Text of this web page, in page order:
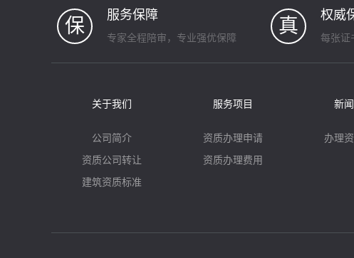
保 服务保障
专家全程陪审，专业强优保障
真 权威
每张证
关于我们
公司简介
资质公司转让
建筑资质标准
服务项目
资质办理申请
资质办理费用
新
办理